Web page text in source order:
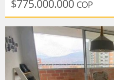
$775.000.000 COP